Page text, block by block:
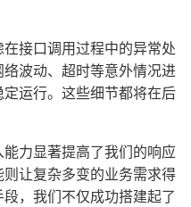
接口调用过程中的异常处
波动、超时等意外情况进
运行。这些细节都将在后
力显著提高了我们的响应
让复杂多变的业务需求得
，我们不仅成功搭建起了